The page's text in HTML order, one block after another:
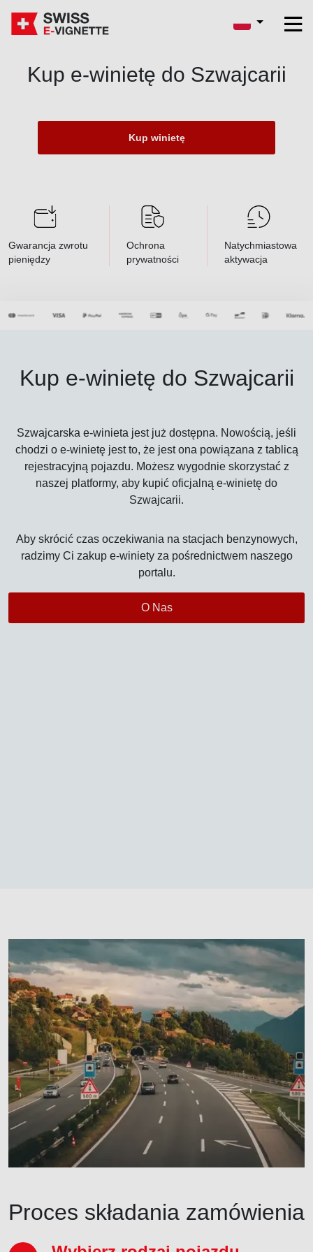
Kup e-winietę do Szwajcarii
Kup winietę
Gwarancja zwrotu
pieniędzy
Ochrona
prywatności
Natychmiastowa
aktywacja
Kup e-winietę do Szwajcarii
Szwajcarska e-winieta jest już dostępna. Nowością, jeśli
chodzi o e-winietę jest to, że jest ona powiązana z tablicą
rejestracyjną pojazdu. Możesz wygodnie skorzystać z
naszej platformy, aby kupić oficjalną e-winietę do
Szwajcarii.
Aby skrócić czas oczekiwania na stacjach benzynowych,
radzimy Ci zakup e-winiety za pośrednictwem naszego
portalu.
O Nas
Proces składania zamówienia